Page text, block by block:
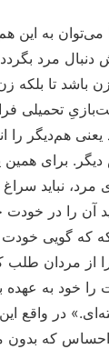
به این
مرد
تا بلکه زن
تحمیلی
هم‌دیگر را
برای
نباید سراغ
آن را در
که گویی
از مردان طلب
را خود به عهده
در واقع
احساس که بدون